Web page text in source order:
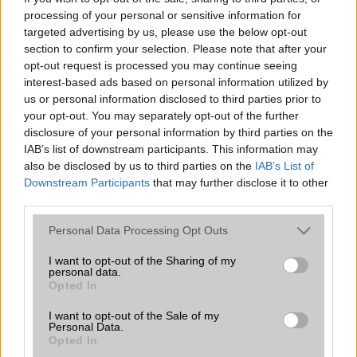
processing of your personal or sensitive information for
targeted advertising by us, please use the below opt-out
section to confirm your selection. Please note that after your
opt-out request is processed you may continue seeing
interest-based ads based on personal information utilized by
us or personal information disclosed to third parties prior to
your opt-out. You may separately opt-out of the further
disclosure of your personal information by third parties on the
IAB’s list of downstream participants. This information may
also be disclosed by us to third parties on the IAB’s List of
Downstream Participants that may further disclose it to other
Please note that this website/app uses one or more Google
not limited to your visit or usage behaviour. You may click to
grant or deny consent to Google and its third-party tags to
use your data for below specified purposes in below Google
consent section.
Personal Data Processing Opt Outs
I want to opt-out of the Sharing of my
personal data.
Opted In
I want to opt-out of the Sale of my
Personal Data.
Opted In
bemutatkozhat, miközben az áremelésekről szóló
találgatások továbbra is beárnyékolják a rajtot.
Az Android rejtett automatizmusai: hat
funkció, amely észrevétlenül könnyíti
meg a mindennapokat
2026.06.14| Android Police
Sok felhasználó külön alkalmazásokra esküszik, pedig az
Android már évek óta olyan intelligens funkciókat kínál,
amelyek maguktól dolgoznak a háttérben.
Ez a rejtett Samsung funkció teljesen
megváltoztatja a mobilhasználatot –
sokan mégsem tudnak róla
2026.07.12| Android Central
Az Edge Panel az egyik leghasznosabb funkció, amely
jelentősen felgyorsítja a mindennapi használatot,